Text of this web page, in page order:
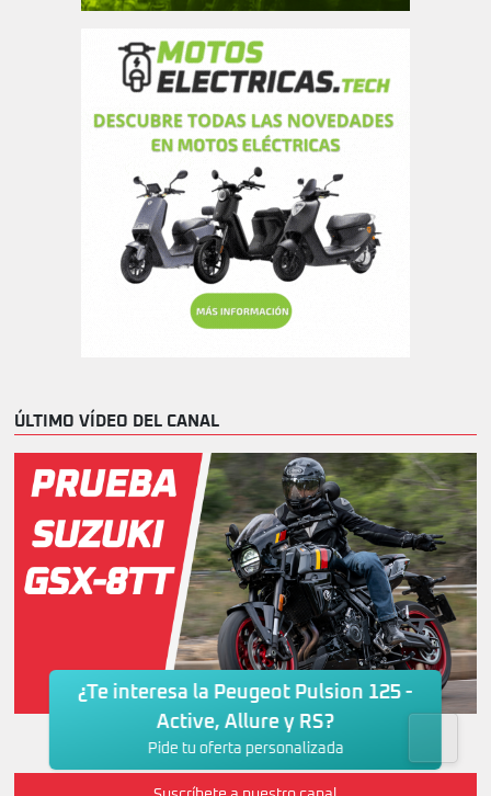
ÚLTIMO VÍDEO DEL CANAL
Prueba SUZUKI GSX-8TT
¿Te interesa la Peugeot Pulsion 125 -
Active, Allure y RS?
Pide tu oferta personalizada